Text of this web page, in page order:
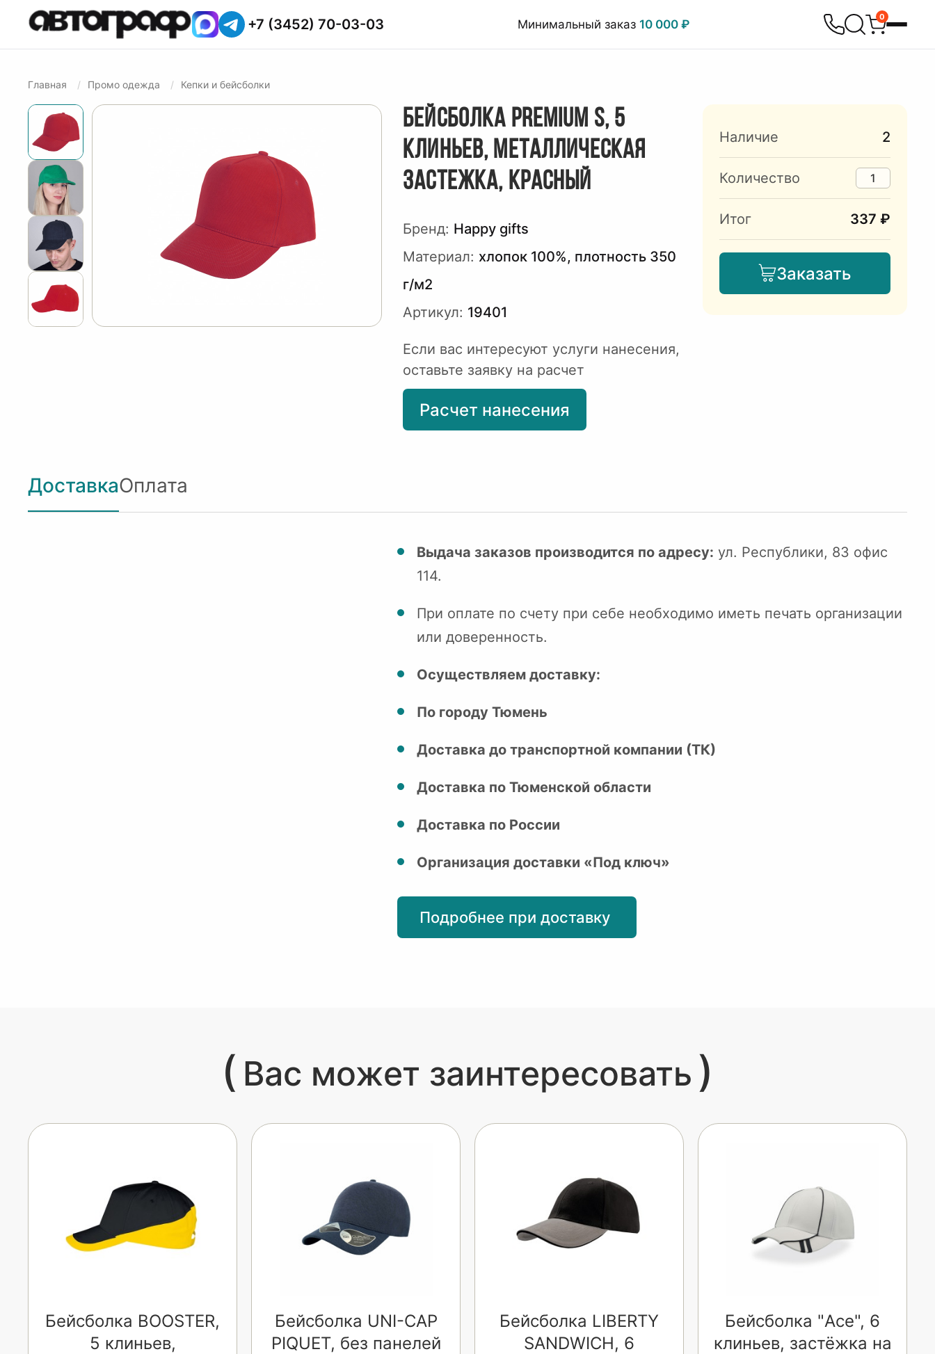
+7 (3452) 70-03-03 Минимальный заказ 10 000 ₽
0
Главная Промо одежда Кепки и бейсболки
БЕЙСБОЛКА PREMIUM S, 5
КЛИНЬЕВ, МЕТАЛЛИЧЕСКАЯ
ЗАСТЕЖКА, КРАСНЫЙ
Бренд: Happy gifts
Материал: хлопок 100%, плотность 350
г/м2
Артикул: 19401
Если вас интересуют услуги нанесения,
оставьте заявку на расчет
Расчет нанесения
Наличие 2
Количество
Итог 337 ₽
Заказать
ДоставкаОплата
Выдача заказов производится по адресу: ул. Республики, 83 офис
114.
При оплате по счету при себе необходимо иметь печать организации
или доверенность.
Осуществляем доставку:
По городу Тюмень
Доставка до транспортной компании (ТК)
Доставка по Тюменской области
Доставка по России
Организация доставки «Под ключ»
Подробнее при доставку
( Вас может заинтересовать )
Бейсболка BOOSTER,
5 клиньев,
Бейсболка UNI-CAP
PIQUET, без панелей
Бейсболка LIBERTY
SANDWICH, 6
Бейсболка "Ace", 6
клиньев, застёжка на